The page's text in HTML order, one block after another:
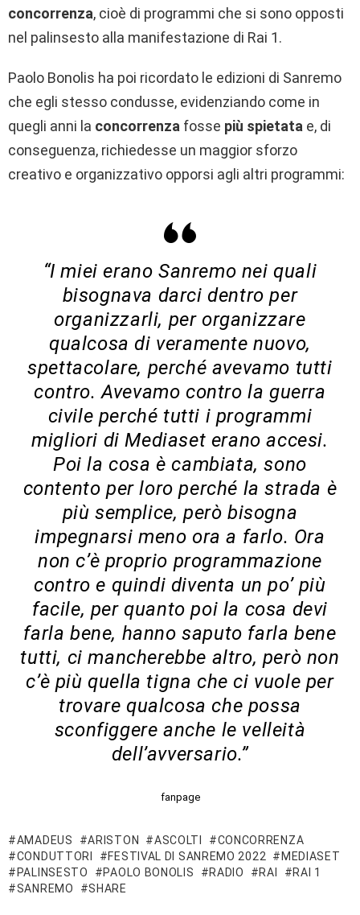
concorrenza, cioè di programmi che si sono opposti
nel palinsesto alla manifestazione di Rai 1.
Paolo Bonolis ha poi ricordato le edizioni di Sanremo
che egli stesso condusse, evidenziando come in
quegli anni la concorrenza fosse più spietata e, di
conseguenza, richiedesse un maggior sforzo
creativo e organizzativo opporsi agli altri programmi:
“I miei erano Sanremo nei quali
bisognava darci dentro per
organizzarli, per organizzare
qualcosa di veramente nuovo,
spettacolare, perché avevamo tutti
contro. Avevamo contro la guerra
civile perché tutti i programmi
migliori di Mediaset erano accesi.
Poi la cosa è cambiata, sono
contento per loro perché la strada è
più semplice, però bisogna
impegnarsi meno ora a farlo. Ora
non c’è proprio programmazione
contro e quindi diventa un po’ più
facile, per quanto poi la cosa devi
farla bene, hanno saputo farla bene
tutti, ci mancherebbe altro, però non
c’è più quella tigna che ci vuole per
trovare qualcosa che possa
sconfiggere anche le velleità
dell’avversario.”
fanpage
AMADEUS ARISTON ASCOLTI
CONCORRENZA
CONDUTTORI
FESTIVAL DI SANREMO 2022
MEDIASET
PALINSESTO
PAOLO BONOLIS RADIO RAI
RAI 1
SANREMO
SHARE